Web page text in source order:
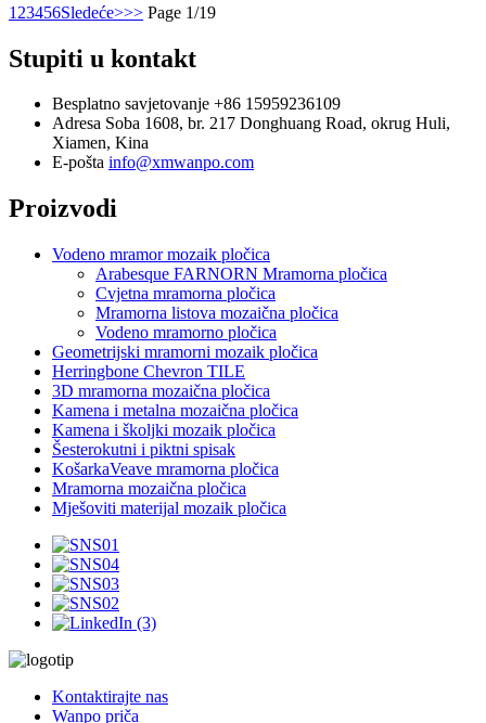
1 23456Sledeće>>> Page 1/19
Stupiti u kontakt
Besplatno savjetovanje +86 15959236109
Adresa Soba 1608, br. 217 Donghuang Road, okrug Huli,
Xiamen, Kina
E-pošta info@xmwanpo.com
Proizvodi
Vodeno mramor mozaik pločica
Arabesque FARNORN Mramorna pločica
Cvjetna mramorna pločica
Mramorna listova mozaična pločica
Vodeno mramorno pločica
Geometrijski mramorni mozaik pločica
Herringbone Chevron TILE
3D mramorna mozaična pločica
Kamena i metalna mozaična pločica
Kamena i školjki mozaik pločica
Šesterokutni i piktni spisak
KošarkaVeave mramorna pločica
Mramorna mozaična pločica
Mješoviti materijal mozaik pločica
Kontaktirajte nas
Wanpo priča